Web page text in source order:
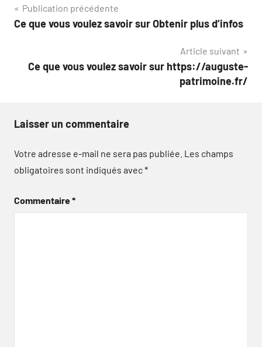
Navigation
de
Publication précédente
Ce que vous voulez savoir sur Obtenir plus d’infos
Article suivant
Ce que vous voulez savoir sur https://auguste-
patrimoine.fr/
Laisser un commentaire
Votre adresse e-mail ne sera pas publiée. Les champs
obligatoires sont indiqués avec*
Commentaire*